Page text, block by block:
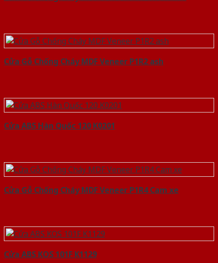
Cửa Gỗ Chống Cháy MDF Veneer P1R2 ash
Cửa ABS Hàn Quốc 120 K0201
Cửa Gỗ Chống Cháy MDF Veneer P1R4 Cam xe
Cửa ABS KOS 101F K1129